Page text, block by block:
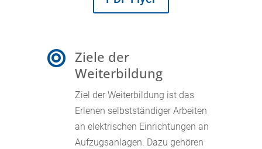
 Ziele der
Weiterbildung
Ziel der Weiterbildung ist das
Erlenen selbstständiger Arbeiten
an elektrischen Einrichtungen an
Aufzugsanlagen. Dazu gehören